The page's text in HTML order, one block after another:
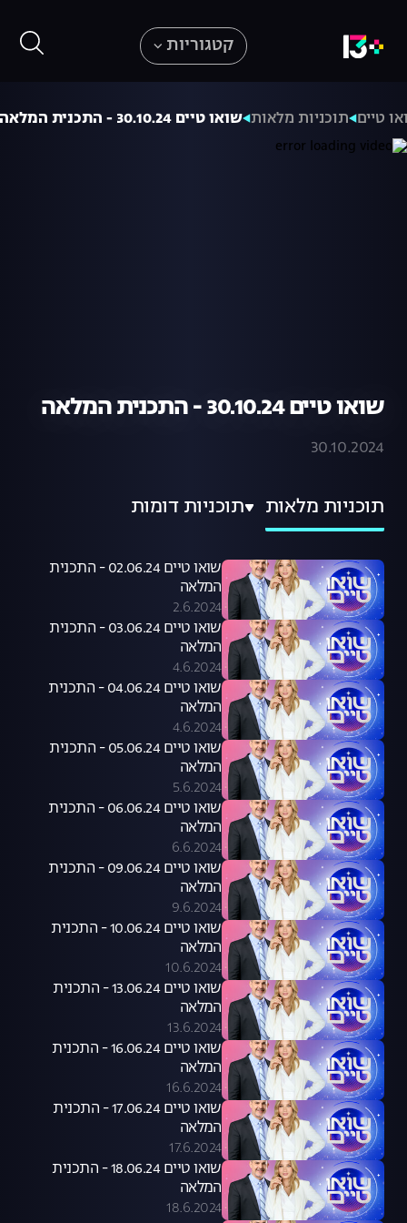
קטגוריות
טיים תוכניות מלאות שואו טיים 30.10.24 - התכנית המלאה
שואו טיים 30.10.24 - התכנית המלאה
30.10.2024
תוכניות מלאות תוכניות דומות
שואו טיים 02.06.24 - התכנית
המלאה
2.6.2024
שואו טיים 03.06.24 - התכנית
המלאה
4.6.2024
שואו טיים 04.06.24 - התכנית
המלאה
4.6.2024
שואו טיים 05.06.24 - התכנית
המלאה
5.6.2024
שואו טיים 06.06.24 - התכנית
המלאה
6.6.2024
שואו טיים 09.06.24 - התכנית
המלאה
9.6.2024
שואו טיים 10.06.24 - התכנית
המלאה
10.6.2024
שואו טיים 13.06.24 - התכנית
המלאה
13.6.2024
שואו טיים 16.06.24 - התכנית
המלאה
16.6.2024
שואו טיים 17.06.24 - התכנית
המלאה
17.6.2024
שואו טיים 18.06.24 - התכנית
המלאה
18.6.2024